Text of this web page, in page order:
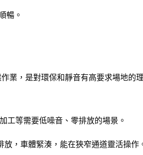
暢。
業，是對環保和靜音有高要求場地的
工等需要低噪音、零排放的場景。
，車體緊湊，能在狹窄通道靈活操作